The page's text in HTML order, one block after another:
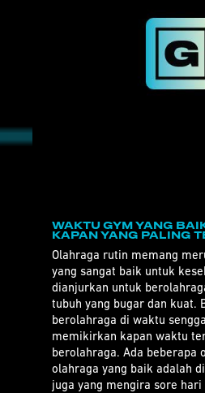
WAKTU GYM YANG
KAPAN YANG PALING
Olahraga rutin memang
yang sangat baik untuk
dianjurkan untuk
tubuh yang bugar dan kuat.
berolahraga di waktu
memikirkan kapan waktu
berolahraga. Ada beberapa
olahraga yang baik adalah
juga yang mengira sore